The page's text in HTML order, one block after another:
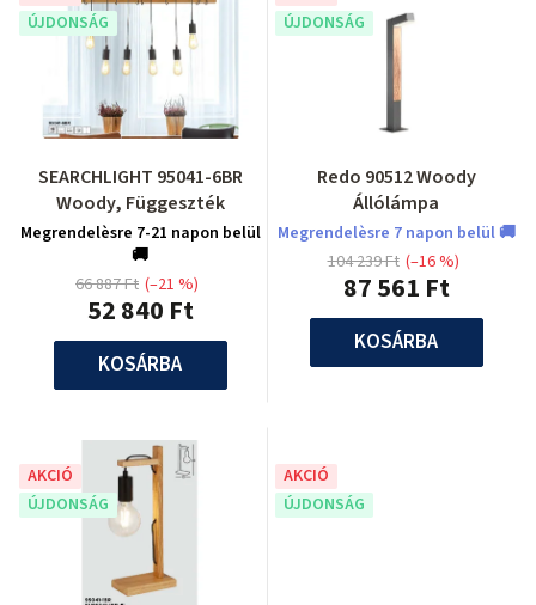
ÚJDONSÁG
SEARCHLIGHT 95041-6BR
Woody, Függeszték
Megrendelèsre 7-21 napon belül
🚚
52 840 Ft
66 887 Ft (–21 %)
KOSÁRBA
ÚJDONSÁG
Redo 90512 Woody
Állólámpa
Megrendelèsre 7 napon belül 🚚
87 561 Ft
104 239 Ft (–16 %)
KOSÁRBA
AKCIÓ
ÚJDONSÁG
AKCIÓ
ÚJDONSÁG